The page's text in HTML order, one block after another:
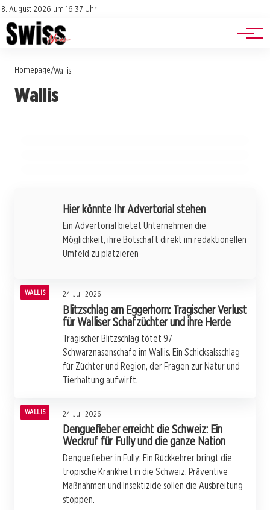
8. August 2026 um 16:37 Uhr
Impressum
Datenschutz
Jobs
Events
Homepage/Wallis
Wallis
25. Juli 2026
Blitzschlag auf der Alp: Tragödie für Walliser
25. Juli 2026
Schach und Stärke: Sofiia Hryzlova zwischen
24. Juli 2026
Hier könnte Ihr Advertorial stehen
Ein Advertorial bietet Unternehmen die
Möglichkeit, ihre Botschaft direkt im redaktionellen
Umfeld zu platzieren
WALLIS 24. Juli 2026
Blitzschlag am Eggerhorn: Tragischer Verlust
für Walliser Schafzüchter und ihre Herde
Tragischer Blitzschlag tötet 97
Schwarznasenschafe im Wallis. Ein Schicksalsschlag
für Züchter und Region, der Fragen zur Natur und
Tierhaltung aufwirft.
WALLIS 24. Juli 2026
Denguefieber erreicht die Schweiz: Ein
Weckruf für Fully und die ganze Nation
Denguefieber in Fully: Ein Rückkehrer bringt die
tropische Krankheit in die Schweiz. Präventive
Maßnahmen und Insektizide sollen die Ausbreitung
stoppen.